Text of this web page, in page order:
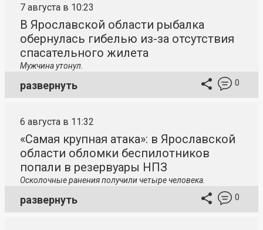
7 августа в 10:23
В Ярославской области рыбалка
обернулась гибелью из-за отсутствия
спасательного жилета
Мужчина утонул.
развернуть 0
6 августа в 11:32
«Самая крупная атака»: в Ярославской
области обломки беспилотников
попали в резервуары НПЗ
Осколочные ранения получили четыре человека.
развернуть 0